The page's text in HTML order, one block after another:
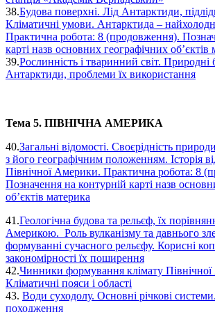
38.Будова поверхні. Лід Антарктиди,
Кліматичні умови. Антарктида –
Практична робота: 8 (продовження).
карті назв основних географічних об’єктів
39.Рослинність і тваринний світ. Природні
Антарктиди, проблеми їх використання
Тема 5. ПІВНІЧНА АМЕРИКА
40.Загальні відомості. Своєрідність
з його географічним положенням. Історія
Північної Америки. Практична робота: 8
Позначення на контурній карті назв
об’єктів материка
41.Геологічна будова та рельєф, їх
Америкою. Роль вулканізму та давнього
формуванні сучасного рельєфу. Корисні
закономірності їх поширення
42.Чинники формування клімату
Кліматичні пояси і області
43. Води суходолу. Основні річкові
походження